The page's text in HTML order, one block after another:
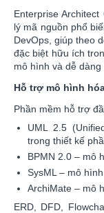
Enterprise
lý mã nguồn phổ
DevOps, giúp theo
đặc biệt hữu ích
mô hình và dễ dàng
Hỗ trợ mô hình
Phần mềm hỗ trợ
UML 2.5
trong thiết kế
BPMN 2.0 – mô
SysML – mô
ArchiMate – mô
ERD, DFD,